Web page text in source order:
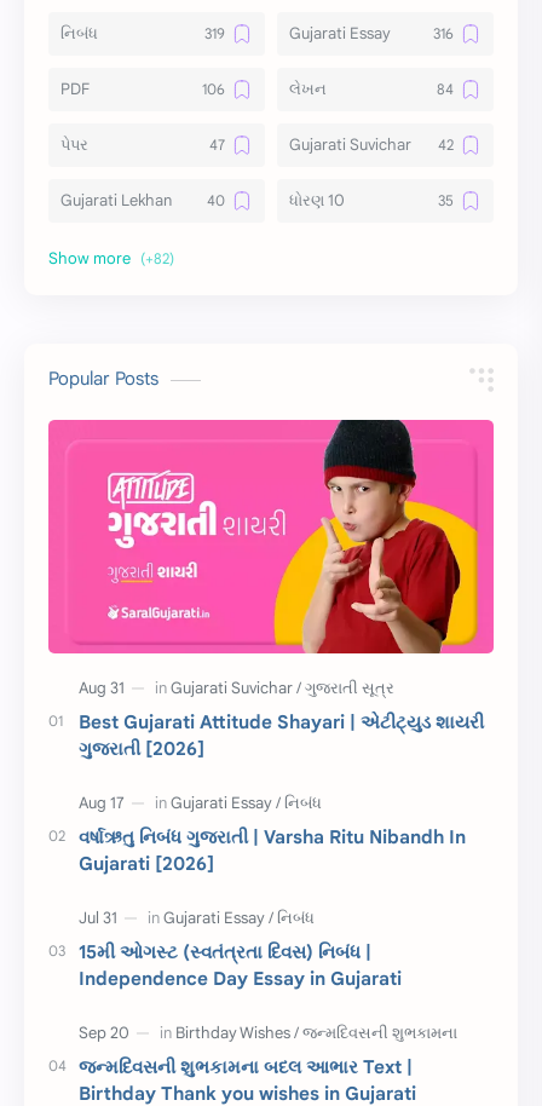
નિબંધ Gujarati Essay
PDF લેખન
પેપર Gujarati Suvichar
Gujarati Lekhan ધોરણ 10
અર્થ વિસ્તાર
10 વાક્યો
સુવિચાર Gujarati Vyakaran
આરતી
અહેવાલ લેખન શુભેચ્છા સંદેશ
Information ગુજરાતી શબ્દો
ધોરણ 5 માહિતી
ગુજરાતી સૂત્ર
ચાલીસા
દિવાળી સમાનાર્થી શબ્દો
સ્પીચ ગુજરાતી
રક્ષાબંધન 26 જાન્યુઆરી
જાણવા જેવું ધોરણ 8
શિક્ષક દિવસ ઉત્તરાયણ
કહેવતો Birthday Wishes
Popular Posts
Best Gujarati Attitude Shayari | એટીટ્યુડ શાયરી
ગુજરાતી [2026]
વર્ષાઋતુ નિબંધ ગુજરાતી | Varsha Ritu Nibandh In
Gujarati [2026]
15મી ઓગસ્ટ (સ્વતંત્રતા દિવસ) નિબંધ |
Independence Day Essay in Gujarati
જન્મદિવસની શુભકામના બદલ આભાર Text |
Birthday Thank you wishes in Gujarati